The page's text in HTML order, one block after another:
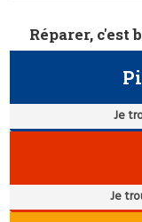
Réparer, c'est
Je
Je